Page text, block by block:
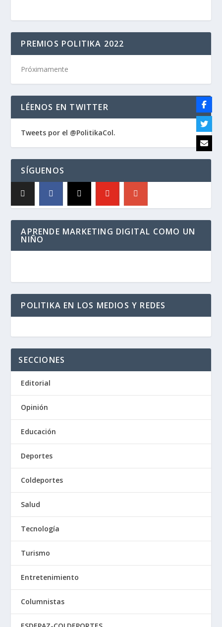
PREMIOS POLITIKA 2022
Próximamente
LÉENOS EN TWITTER
Tweets por el @PolitikaCol.
SÍGUENOS
APRENDE MARKETING DIGITAL COMO UN
NIÑO
POLITIKA EN LOS MEDIOS Y REDES
SECCIONES
Editorial
Opinión
Educación
Deportes
Coldeportes
Salud
Tecnología
Turismo
Entretenimiento
Columnistas